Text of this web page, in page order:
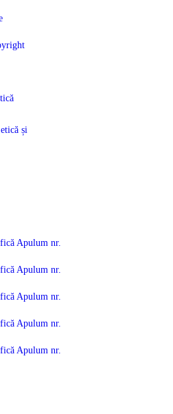
și
Apulum nr.
Apulum nr.
Apulum nr.
Apulum nr.
Apulum nr.